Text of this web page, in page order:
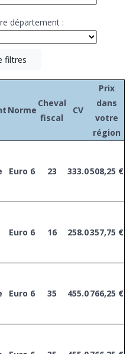
département :
filtres
Norme
Cheval
fiscal
CV
Prix
dans
votre
région
Euro 6 23 333.0508,25 €
Euro 6 16 258.0357,75 €
Euro 6 35 455.0766,25 €